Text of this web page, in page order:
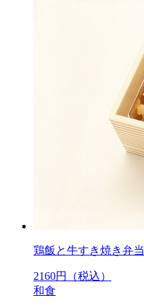
鶏飯と牛すき焼き弁当
2160円（税込）
和食